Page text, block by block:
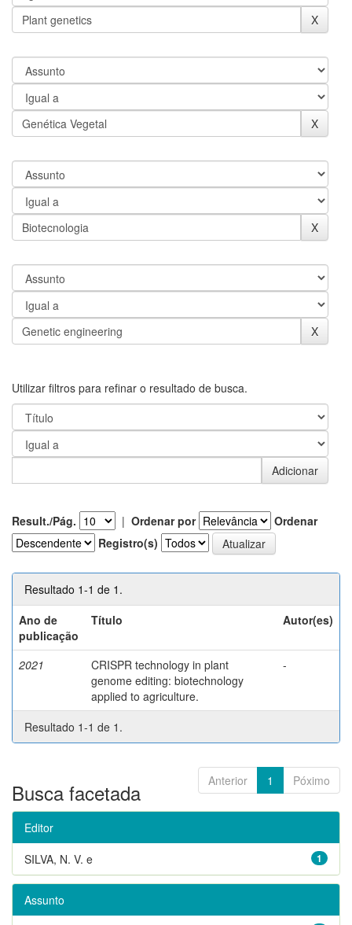
Utilizar filtros para refinar o resultado de busca.
Result./Pág. | Ordenar por
Ordenar
Registro(s)
Resultado 1-1 de 1.
Ano de
publicação
Título Autor(es)
2021
CRISPR technology in plant
genome editing: biotechnology
applied to agriculture.
-
Resultado 1-1 de 1.
Anterior 1 Póximo
Busca facetada
Editor
1
SILVA, N. V. e
Assunto